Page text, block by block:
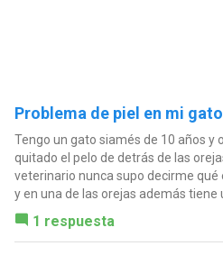
Problema de piel en mi
Tengo un gato siamés de 10 años y
quitado el pelo de detrás de las
veterinario nunca supo decirme qué
y en una de las orejas además tiene
1 respuesta